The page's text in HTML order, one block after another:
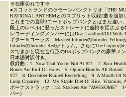
※在庫切れです※
●スコットランドのラモーンパンクトリオ「THE
RATIONAL ANTHEMとのスプリット収録2曲を追加
これまでの直球3コードポップパンクとはまた違い
段上のレベルに登ったストレートに感情を揺さぶる
レコーディングメンバーにはDear Landlord/Off With
ギター＆コーラス、Masked IntruderのIntruder
IntruderのIntruder Redがドラム、さらにThe
スで参加と現在進行形のUSポップパンクの豪華メ
日本語対訳付き。
収録曲：1. Now That You're Not At #21 2. 8am
Bones Are Full Of Holes 5. Opium Bombs All
#27 8. December Ruined Everything 9. A Month Of
Lung Capacity 12. My Staple Diet Of Rice, Vitamins,
ボーナストラック：13. Stackers Are "AWESOME"
バー)